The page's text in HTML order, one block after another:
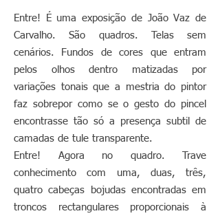
Entre! É uma exposição de João Vaz de
Carvalho. São quadros. Telas sem
cenários. Fundos de cores que entram
pelos olhos dentro matizadas por
variações tonais que a mestria do pintor
faz sobrepor como se o gesto do pincel
encontrasse tão só a presença subtil de
camadas de tule transparente.
Entre! Agora no quadro. Trave
conhecimento com uma, duas, três,
quatro cabeças bojudas encontradas em
troncos rectangulares proporcionais à